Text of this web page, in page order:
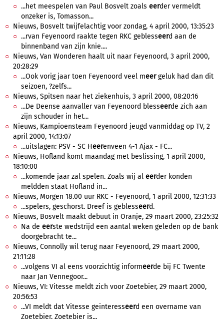
...het meespelen van Paul Bosvelt zoals eerder vermeldt
onzeker is, Tomasson...
Nieuws, Bosvelt twijfelachtig voor zondag, 4 april 2000, 13:35:23
...rvan Feyenoord raakte tegen RKC geblesseerd aan de
binnenband van zijn knie....
Nieuws, Van Wonderen haalt uit naar Feyenoord, 3 april 2000,
20:28:29
...Ook vorig jaar toen Feyenoord veel meergeluk had dan dit
seizoen, ?zelfs...
Nieuws, Spitsen naar het ziekenhuis, 3 april 2000, 08:20:16
...De Deense aanvaller van Feyenoord blesseerde zich aan
zijn schouder in het...
Nieuws, Kampioensteam Feyenoord jeugd vanmiddag op TV, 2
april 2000, 14:13:07
...uitslagen: PSV - SC Heerenveen 4-1 Ajax - FC...
Nieuws, Hofland komt maandag met beslissing, 1 april 2000,
18:10:00
...komende jaar zal spelen. Zoals wij al eerder konden
meldden staat Hofland in...
Nieuws, Morgen 18.00 uur RKC - Feyenoord, 1 april 2000, 12:31:33
...spelers, geschorst. Dreef is geblesseerd.
Nieuws, Bosvelt maakt debuut in Oranje, 29 maart 2000, 23:25:32
Na de eerste wedstrijd een aantal weken geleden op de bank
doorgebracht te...
Nieuws, Connolly wil terug naar Feyenoord, 29 maart 2000,
21:11:28
...volgens VI al eens voorzichtig informeerde bij FC Twente
naar Jan Vennegoor...
Nieuws, VI: Vitesse meldt zich voor Zoetebier, 29 maart 2000,
20:56:53
...VI meldt dat Vitesse geinteresseerd een overname van
Zoetebier. Zoetebier is...